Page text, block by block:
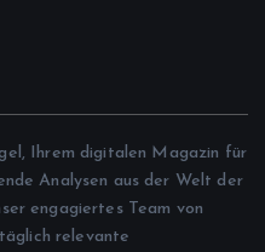
Ihrem digitalen Magazin für
Analysen aus der Welt der
engagiertes Team von
relevante